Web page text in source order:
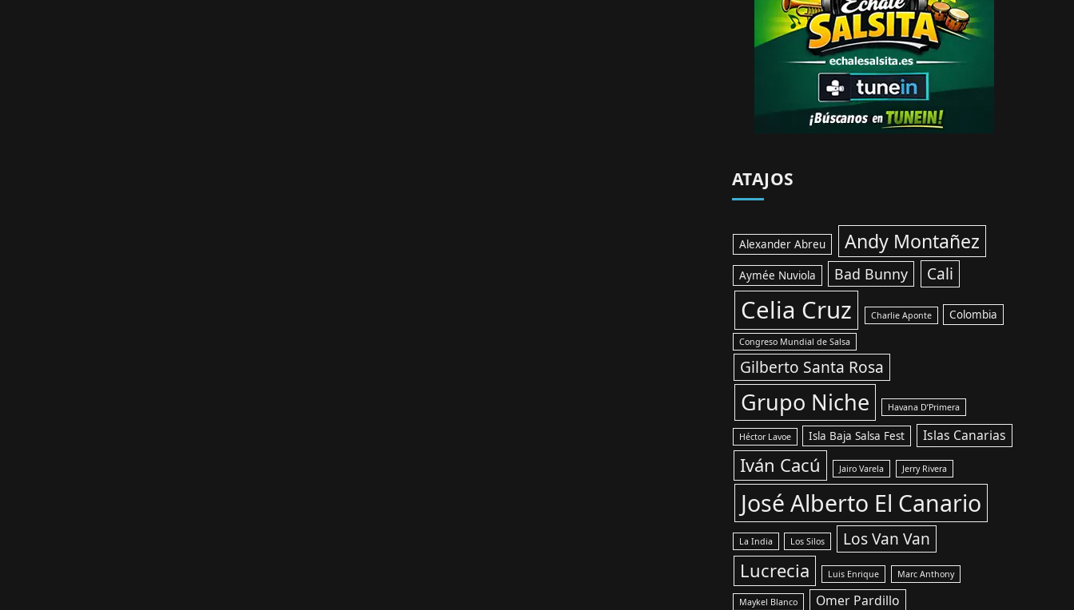
ATAJOS
Alexander Abreu Andy Montañez
Aymée Nuviola Bad Bunny Cali
Celia Cruz Charlie Aponte Colombia
Congreso Mundial de Salsa
Gilberto Santa Rosa
Grupo Niche Havana D’Primera
Héctor Lavoe Isla Baja Salsa Fest Islas Canarias
Iván Cacú Jairo Varela Jerry Rivera
José Alberto El Canario
La India Los Silos Los Van Van
Lucrecia Luis Enrique Marc Anthony
Maykel Blanco Omer Pardillo